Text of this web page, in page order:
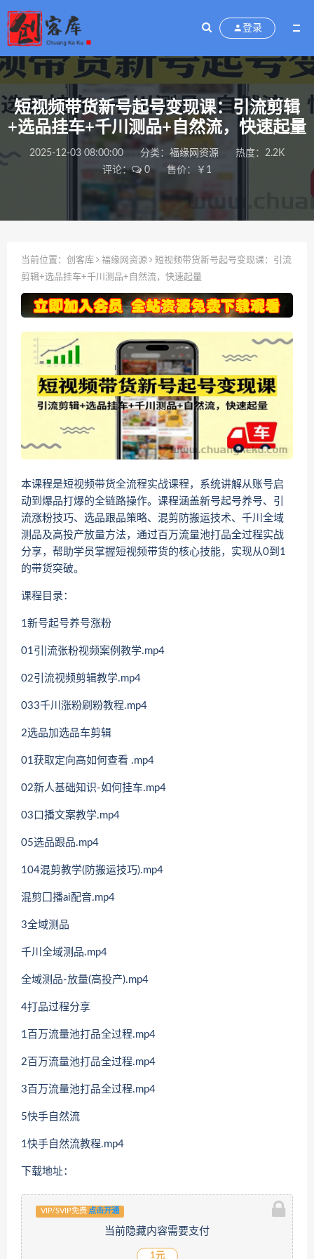
登录
短视频带货新号起号变现课：引流剪辑
+选品挂车+千川测品+自然流，快速起量
2025-12-03 08:00:00 分类： 福缘网资源
热度：2.2K
评论：
0 售价：￥1
当前位置： 创客库 福缘网资源
短视频带货新号起号变现课：引流
剪辑+选品挂车+千川测品+自然流，快速起量
本课程是短视频带货全流程实战课程，系统讲解从账号启
动到爆品打爆的全链路操作。课程涵盖新号起号养号、引
流涨粉技巧、选品跟品策略、混剪防搬运技术、千川全域
测品及高投产放量方法，通过百万流量池打品全过程实战
分享，帮助学员掌握短视频带货的核心技能，实现从0到1
的带货突破。
课程目录：
1新号起号养号涨粉
01引|流张粉视频案例教学.mp4
02引流视频剪辑教学.mp4
033千川涨粉刷粉教程.mp4
2选品加选品车剪辑
01获取定向高如何查看 .mp4
02新人基础知识-如何挂车.mp4
03口播文案教学.mp4
05选品跟品.mp4
104混剪教学(防搬运技巧).mp4
混剪囗播ai配音.mp4
3全域测品
千川全域测品.mp4
全域测品-放量(高投产).mp4
4打品过程分享
1百万流量池打品全过程.mp4
2百万流量池打品全过程.mp4
3百万流量池打品全过程.mp4
5快手自然流
1快手自然流教程.mp4
下载地址：
VIP/SVIP免费 点击开通
当前隐藏内容需要支付
1元